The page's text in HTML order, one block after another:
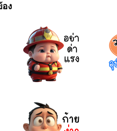
อง